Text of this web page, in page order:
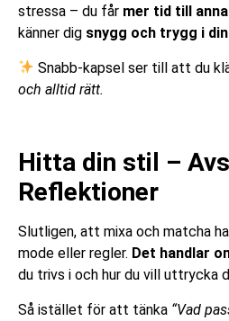
stressa – du får mer tid till
känner dig snygg och trygg i
Snabb-kapsel ser till att du
och alltid rätt.
Hitta din stil –
Reflektioner
Slutligen, att mixa och matcha
mode eller regler. Det handlar
du trivs i och hur du vill uttrycka
Så istället för att tänka “Vad